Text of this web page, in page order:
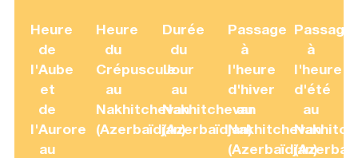
Heure
de
l'Aube
et
de
l'Aurore
au
Heure
du
Crépuscule
au
Nakhitchevan
(Azerbaïdjan)
Durée
du
Jour
au
Nakhitchevan
(Azerbaïdjan)
Passage
à
l'heure
d'hiver
au
Nakhitchevan
(Azerbaïdjan)
Passage
à
l'heure
d'été
au